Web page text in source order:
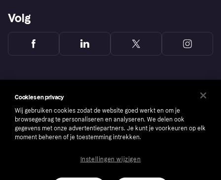
Volg
Cookies en privacy
Wij gebruiken cookies zodat de website goed werkt en om je
browsegedrag te personaliseren en analyseren. We delen ook
gegevens met onze advertentiepartners. Je kunt je voorkeuren op elk
moment beheren of je toestemming intrekken.
Instellingen wijzigen